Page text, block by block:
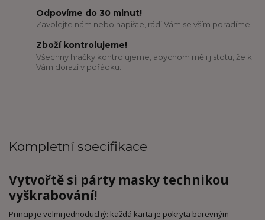
Odpovíme do 30 minut!
Zavolejte nám nebo napište, rádi Vám se vším poradíme.
Zboží kontrolujeme!
Všechny hračky kontrolujeme, abychom měli jistotu, že k
Vám dorazí v pořádku.
Kompletní specifikace
Vytvořtě si párty masky technikou
vyškrabování!
Princip je velmi jednoduchý: každá karta je pokryta barevným